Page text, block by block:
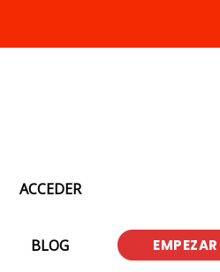
ACCEDER
BLOG EMPEZAR